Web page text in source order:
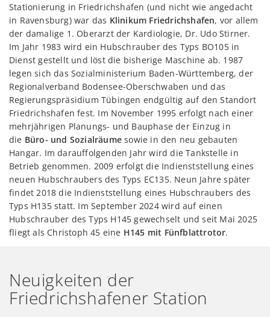
Blutgase
Elektrolyte
Einschätzung der Nierenfunktion
Versorgung des Gewebes mit Sauerstoff
Beispielhafte Einsatzszenarien
Herz-Kreislaufstillstand
schwere Blutungen
Insbesondere bei Patienten mit einem Herz-
Kreislaufstillstand tragen die Informationen aus der
Blutgasanalyse zu einer erfolgreichenWiederbelebung
bei: Die Luftretter können so dieUrsachefür den
Herzstillstand schneller eingrenzen und eine
entsprechende Behandlung einleiten. Aber auch
Patienten mit schweren Blutungen, wie beispielsweise
beiinneren Verletzungen , profitieren vom Einsatz eines
solchen Geräts, da die Ergebnisse einezielgerichtete
Stationierung in Friedrichshafen (und nicht wie angedacht
in Ravensburg) war das Klinikum Friedrichshafen, vor allem
der damalige 1. Oberarzt der Kardiologie, Dr. Udo Stirner.
Im Jahr 1983 wird ein Hubschrauber des Typs BO105 in
Dienst gestellt und löst die bisherige Maschine ab. 1987
legen sich das Sozialministerium Baden-Württemberg, der
Regionalverband Bodensee-Oberschwaben und das
Regierungspräsidium Tübingen endgültig auf den Standort
Friedrichshafen fest. Im November 1995 erfolgt nach einer
mehrjährigen Planungs- und Bauphase der Einzug in
die Büro- und Sozialräume sowie in den neu gebauten
Hangar. Im darauffolgenden Jahr wird die Tankstelle in
Betrieb genommen. 2009 erfolgt die Indienststellung eines
neuen Hubschraubers des Typs EC135. Neun Jahre später
findet 2018 die Indienststellung eines Hubschraubers des
Typs H135 statt. Im September 2024 wird auf einen
Hubschrauber des Typs H145 gewechselt und seit Mai 2025
fliegt als Christoph 45 eine H145 mit Fünfblattrotor.
Neuigkeiten der
Friedrichshafener Station